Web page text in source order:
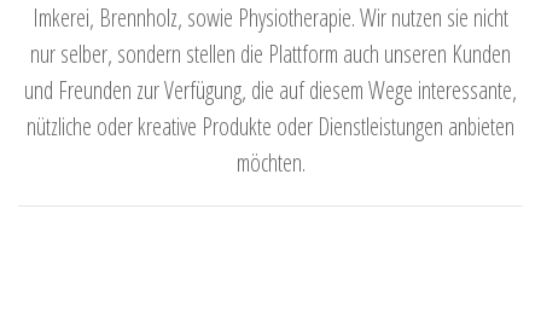
Imkerei, Brennholz, sowie Physiotherapie. Wir nutzen sie nicht
nur selber, sondern stellen die Plattform auch unseren Kunden
und Freunden zur Verfügung, die auf diesem Wege interessante,
nützliche oder kreative Produkte oder Dienstleistungen anbieten
möchten.